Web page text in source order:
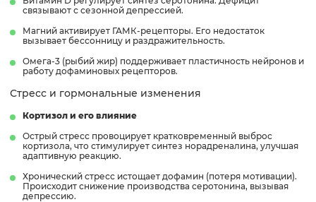
связывают с сезонной депрессией.
Магний активирует ГАМК-рецепторы. Его недостаток
вызывает бессонницу и раздражительность.
Омега-3 (рыбий жир) поддерживает пластичность нейронов и
работу дофаминовых рецепторов.
Стресс и гормональные изменения
Кортизол и его влияние
Острый стресс провоцирует кратковременный выброс
кортизола, что стимулирует синтез норадреналина, улучшая
адаптивную реакцию.
Хронический стресс истощает дофамин (потеря мотивации).
Происходит снижение производства серотонина, вызывая
депрессию.